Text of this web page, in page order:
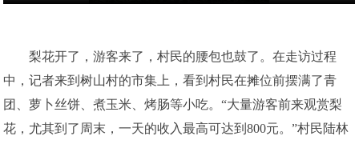
梨花开了，游客来了，村民的腰包也鼓了。在走访过程
中，记者来到树山村的市集上，看到村民在摊位前摆满了青
团、萝卜丝饼、煮玉米、烤肠等小吃。“大量游客前来观赏梨
花，尤其到了周末，一天的收入最高可达到800元。”村民陆林